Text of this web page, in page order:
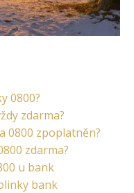
0800?
zdarma?
0800 zpoplatněn?
zdarma?
u bank
bank